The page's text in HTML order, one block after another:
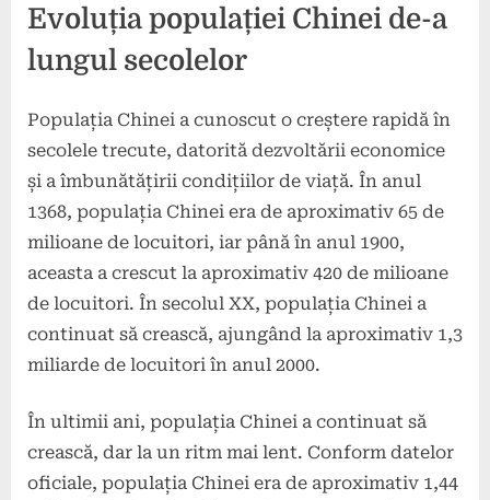
Evoluția populației Chinei de-a
lungul secolelor
Populația Chinei a cunoscut o creștere rapidă în
secolele trecute, datorită dezvoltării economice
și a îmbunătățirii condițiilor de viață. În anul
1368, populația Chinei era de aproximativ 65 de
milioane de locuitori, iar până în anul 1900,
aceasta a crescut la aproximativ 420 de milioane
de locuitori. În secolul XX, populația Chinei a
continuat să crească, ajungând la aproximativ 1,3
miliarde de locuitori în anul 2000.
În ultimii ani, populația Chinei a continuat să
crească, dar la un ritm mai lent. Conform datelor
oficiale, populația Chinei era de aproximativ 1,44